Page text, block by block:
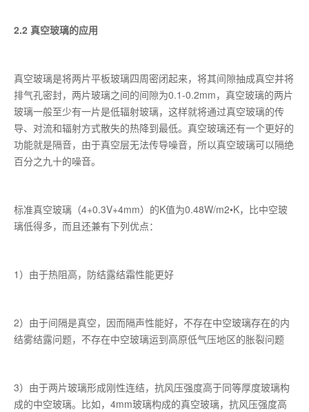
2.2 真空玻璃的应用
真空玻璃是将两片平板玻璃四周密闭起来，将其间隙抽成真空并将
排气孔密封，两片玻璃之间的间隙为0.1-0.2mm，真空玻璃的两片
玻璃一般至少有一片是低辐射玻璃，这样就将通过真空玻璃的传
导、对流和辐射方式散失的热降到最低。真空玻璃还有一个更好的
功能就是隔音，由于真空层无法传导噪音，所以真空玻璃可以隔绝
百分之九十的噪音。
标准真空玻璃（4+0.3V+4mm）的K值为0.48W/m2•K，比中空玻
璃低得多，而且还兼有下列优点：
1）由于热阻高，防结露结霜性能更好
2）由于间隔是真空，因而隔声性能好，不存在中空玻璃存在的内
结雾结露问题，不存在中空玻璃运到高原低气压地区的胀裂问题
3）由于两片玻璃形成刚性连结，抗风压强度高于同等厚度玻璃构
成的中空玻璃。比如，4mm玻璃构成的真空玻璃，抗风压强度高